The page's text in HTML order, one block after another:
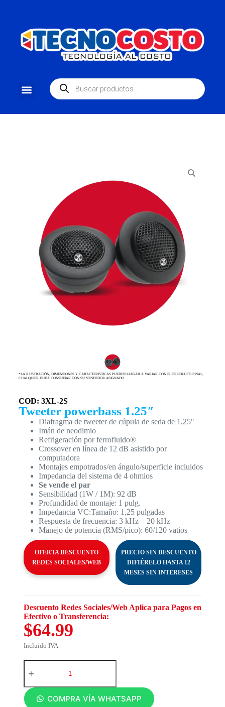
*LA ILUSTRACIÓN, DIMENSIONES Y CARACTERISTICAS PUEDEN LLEGAR A VARIAR CON EL PRODUCTO FINAL,
CUALQUIER DUDA CONSULTAR CON SU VENDEDOR ASIGNADO
COD: 3XL-2S
Tweeter powerbass 1.25″
Diafragma de tweeter de cúpula de seda de 1,25″
Imán de neodimio
Refrigeración por ferrofluido®
Crossover en línea de 12 dB asistido por
computadora
Montajes empotrados/en ángulo/superficie incluidos
Impedancia del sistema de 4 ohmios
Se vende el par
Sensibilidad (1W / 1M): 92 dB
Profundidad de montaje: 1 pulg.
Impedancia VC:Tamaño: 1,25 pulgadas
Respuesta de frecuencia: 3 kHz – 20 kHz
Manejo de potencia (RMS/pico): 60/120 vatios
OFERTA DESCUENTO
REDES SOCIALES/WEB
PRECIO SIN DESCUENTO
DIFIÉRELO HASTA 12
MESES SIN INTERESES
Descuento Redes Sociales/Web Aplica para Pagos en
Efectivo o Transferencia:
$64.99
Incluido IVA
COMPRA VÍA WHATSAPP